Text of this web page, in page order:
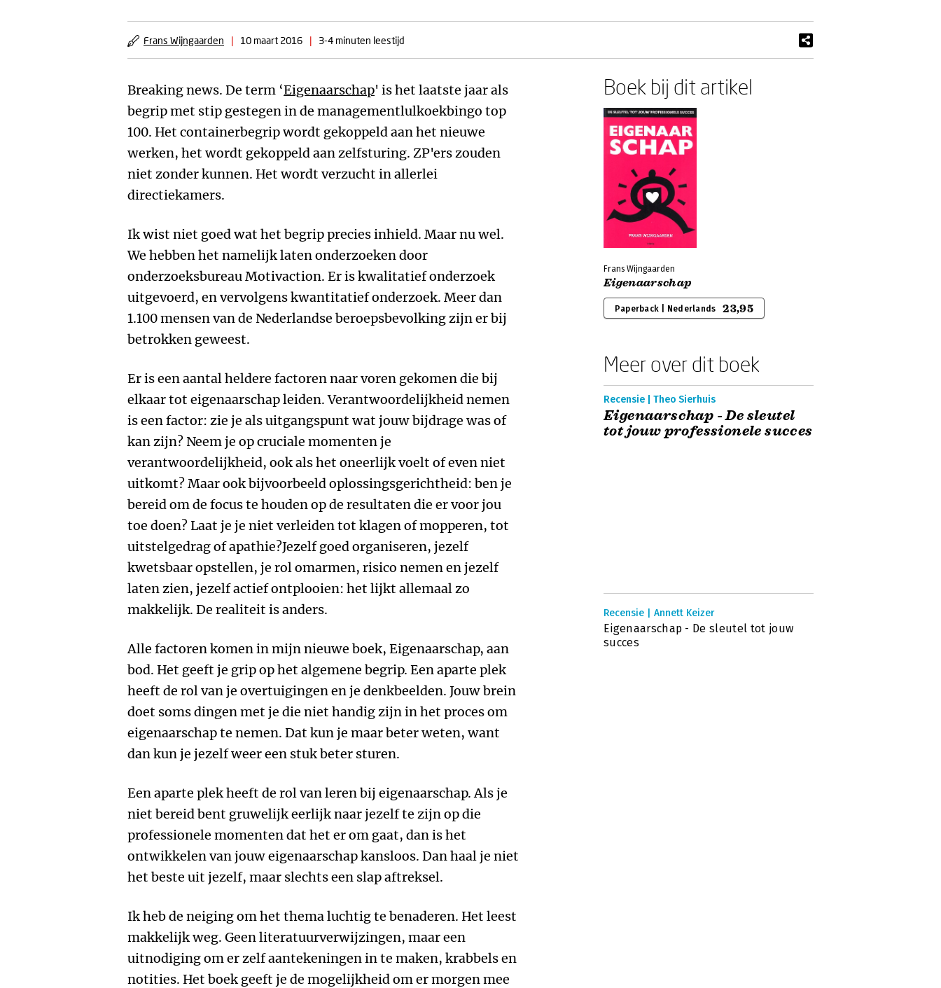
Frans Wijngaarden | 10 maart 2016 | 3-4 minuten leestijd
Breaking news. De term ‘Eigenaarschap' is het laatste jaar als
begrip met stip gestegen in de managementlulkoekbingo top
100. Het containerbegrip wordt gekoppeld aan het nieuwe
werken, het wordt gekoppeld aan zelfsturing. ZP'ers zouden
niet zonder kunnen. Het wordt verzucht in allerlei
directiekamers.
Ik wist niet goed wat het begrip precies inhield. Maar nu wel.
We hebben het namelijk laten onderzoeken door
onderzoeksbureau Motivaction. Er is kwalitatief onderzoek
uitgevoerd, en vervolgens kwantitatief onderzoek. Meer dan
1.100 mensen van de Nederlandse beroepsbevolking zijn er bij
betrokken geweest.
Er is een aantal heldere factoren naar voren gekomen die bij
elkaar tot eigenaarschap leiden. Verantwoordelijkheid nemen
is een factor: zie je als uitgangspunt wat jouw bijdrage was of
kan zijn? Neem je op cruciale momenten je
verantwoordelijkheid, ook als het oneerlijk voelt of even niet
uitkomt? Maar ook bijvoorbeeld oplossingsgerichtheid: ben je
bereid om de focus te houden op de resultaten die er voor jou
toe doen? Laat je je niet verleiden tot klagen of mopperen, tot
uitstelgedrag of apathie?Jezelf goed organiseren, jezelf
kwetsbaar opstellen, je rol omarmen, risico nemen en jezelf
laten zien, jezelf actief ontplooien: het lijkt allemaal zo
makkelijk. De realiteit is anders.
Alle factoren komen in mijn nieuwe boek, Eigenaarschap, aan
bod. Het geeft je grip op het algemene begrip. Een aparte plek
heeft de rol van je overtuigingen en je denkbeelden. Jouw brein
doet soms dingen met je die niet handig zijn in het proces om
eigenaarschap te nemen. Dat kun je maar beter weten, want
dan kun je jezelf weer een stuk beter sturen.
Een aparte plek heeft de rol van leren bij eigenaarschap. Als je
niet bereid bent gruwelijk eerlijk naar jezelf te zijn op die
professionele momenten dat het er om gaat, dan is het
ontwikkelen van jouw eigenaarschap kansloos. Dan haal je niet
het beste uit jezelf, maar slechts een slap aftreksel.
Ik heb de neiging om het thema luchtig te benaderen. Het leest
makkelijk weg. Geen literatuurverwijzingen, maar een
uitnodiging om er zelf aantekeningen in te maken, krabbels en
notities. Het boek geeft je de mogelijkheid om er morgen mee
Boek bij dit artikel
Frans Wijngaarden
Eigenaarschap
Paperback | Nederlands 23,95
Meer over dit boek
Recensie | Theo Sierhuis
Eigenaarschap - De sleutel
tot jouw professionele succes
Recensie | Annett Keizer
Eigenaarschap - De sleutel tot jouw
succes